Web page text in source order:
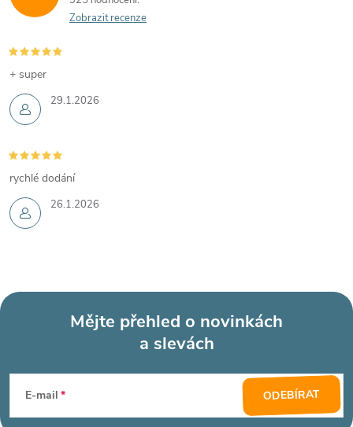
Zobrazit recenze
29.1.2026
+ super
26.1.2026
rychlé dodání
Mějte přehled o novinkách
a slevách
E-mail ODEBÍRAT